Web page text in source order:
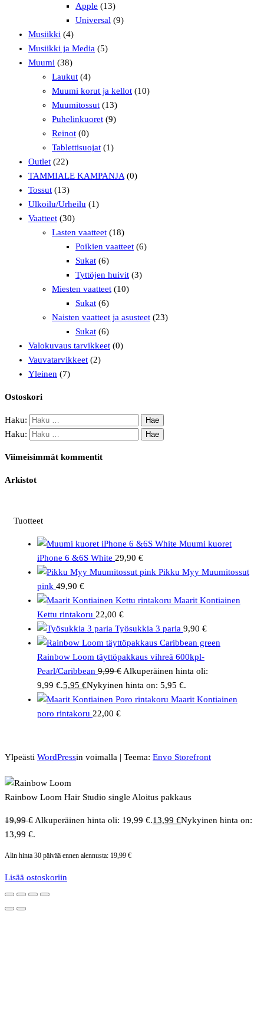
Apple (13)
Universal (9)
Musiikki (4)
Musiikki ja Media (5)
Muumi (38)
Laukut (4)
Muumi korut ja kellot (10)
Muumitossut (13)
Puhelinkuoret (9)
Reinot (0)
Tablettisuojat (1)
Outlet (22)
TAMMIALE KAMPANJA (0)
Tossut (13)
Ulkoilu/Urheilu (1)
Vaatteet (30)
Lasten vaatteet (18)
Poikien vaatteet (6)
Sukat (6)
Tyttöjen huivit (3)
Miesten vaatteet (10)
Sukat (6)
Naisten vaatteet ja asusteet (23)
Sukat (6)
Valokuvaus tarvikkeet (0)
Vauvatarvikkeet (2)
Yleinen (7)
Ostoskori
Haku:
Haku:
Viimeisimmät kommentit
Arkistot
Tuotteet
Muumi kuoret
iPhone 6 &6S White 29,90 €
Pikku Myy Muumitossut
pink 49,90 €
Maarit Kontiainen
Kettu rintakoru 22,00 €
Työsukkia 3 paria 9,90 €
Rainbow Loom täyttöpakkaus vihreä 600kpl-
Pearl/Caribbean 9,99€ Alkuperäinen hinta oli:
9,99 €.5,95 €Nykyinen hinta on: 5,95 €.
Maarit Kontiainen
poro rintakoru 22,00 €
Ylpeästi WordPressin voimalla | Teema: Envo Storefront
Rainbow Loom Hair Studio single Aloitus pakkaus
19,99€ Alkuperäinen hinta oli: 19,99 €.13,99 €Nykyinen hinta on:
13,99 €.
Alin hinta 30 päivää ennen alennusta: 19,99 €
Lisää ostoskoriin